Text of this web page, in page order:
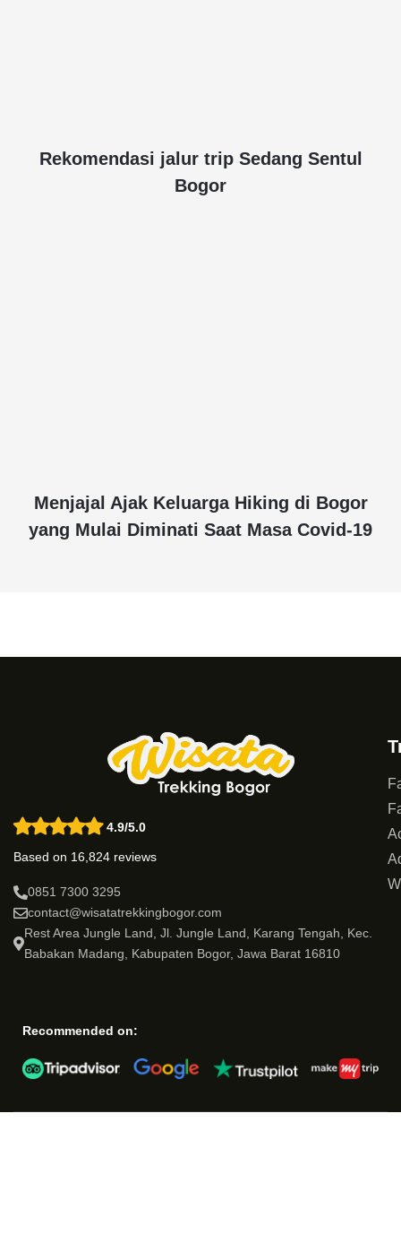
Rekomendasi jalur trip Sedang Sentul
Bogor
Menjajal Ajak Keluarga Hiking di Bogor
yang Mulai Diminati Saat Masa Covid-19
4.9/5.0
Based on 16,824 reviews
0851 7300 3295
contact@wisatatrekkingbogor.com
Rest Area Jungle Land, Jl. Jungle Land, Karang Tengah, Kec.
Babakan Madang, Kabupaten Bogor, Jawa Barat 16810
Recommended on: